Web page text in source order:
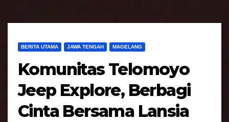
BERITA UTAMA JAWA TENGAH MAGELANG
Komunitas Telomoyo
Jeep Explore, Berbagi
Cinta Bersama Lansia